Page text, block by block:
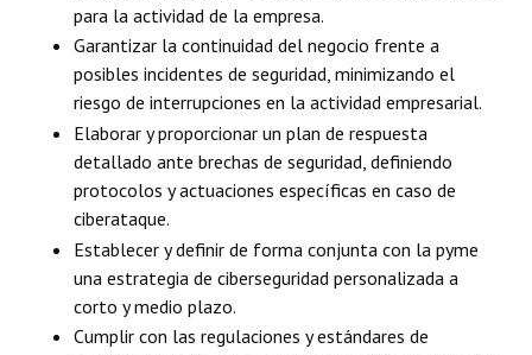
para la actividad de la empresa.
Garantizar la continuidad del negocio frente a
posibles incidentes de seguridad, minimizando el
riesgo de interrupciones en la actividad empresarial.
Elaborar y proporcionar un plan de respuesta
detallado ante brechas de seguridad, definiendo
protocolos y actuaciones específicas en caso de
ciberataque.
Establecer y definir de forma conjunta con la pyme
una estrategia de ciberseguridad personalizada a
corto y medio plazo.
Cumplir con las regulaciones y estándares de